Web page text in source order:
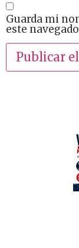
Guarda mi
este